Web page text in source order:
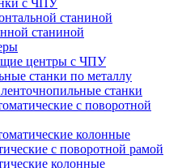
с ЧПУ
станиной
станиной
центры с ЧПУ
станки по металлу
станки
с поворотной
колонные
с поворотной рамой
колонные